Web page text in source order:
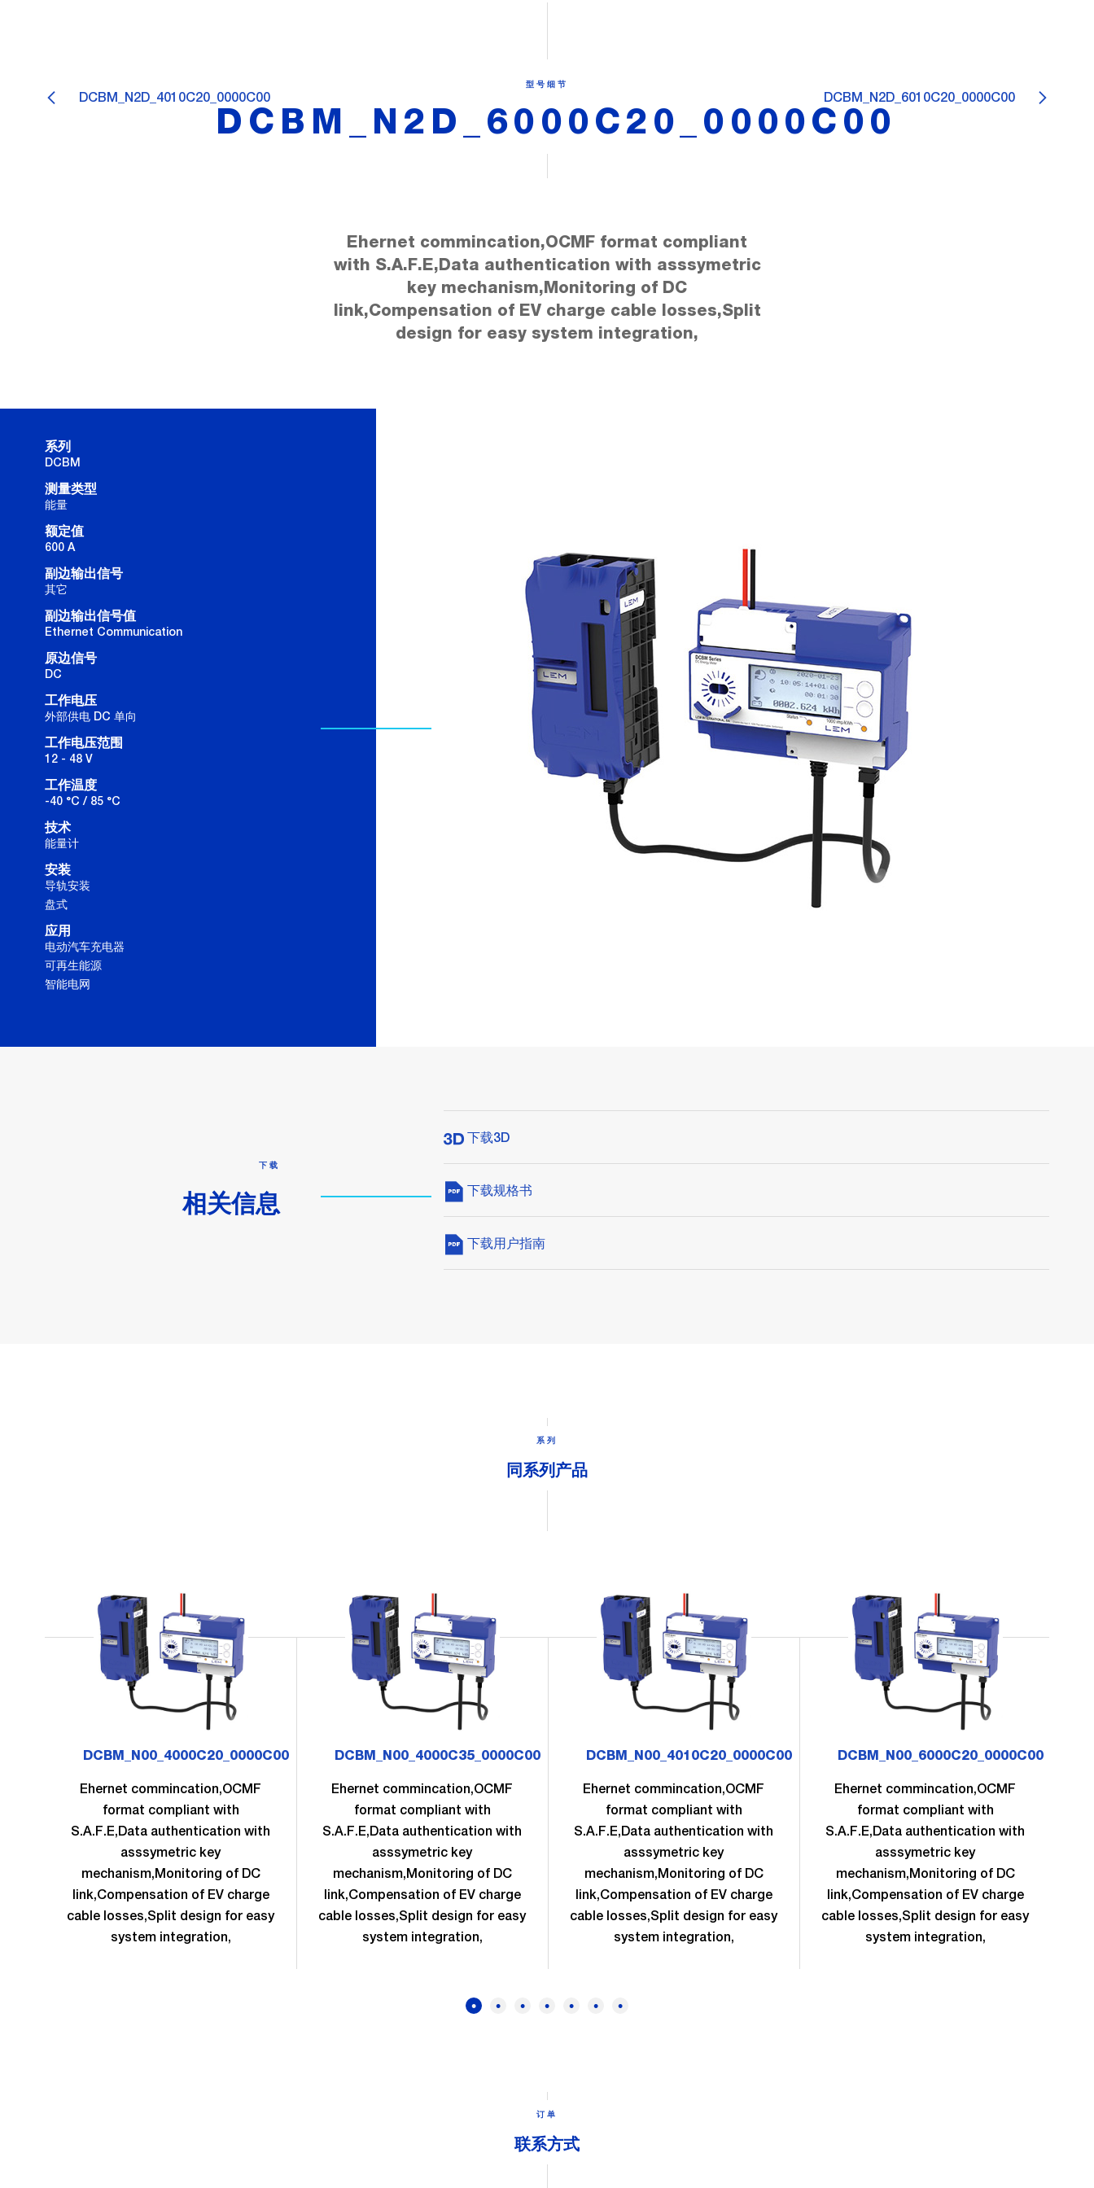
DCBM_N2D_4010C20_0000C00 DCBM_N2D_6010C20_0000C00
型号细节
DCBM_N2D_6000C20_0000C00
Ehernet commincation,OCMF format compliant
with S.A.F.E,Data authentication with asssymetric
key mechanism,Monitoring of DC
link,Compensation of EV charge cable losses,Split
design for easy system integration,
系列
DCBM
测量类型
能量
额定值
600 A
副边输出信号
其它
副边输出信号值
Ethernet Communication
原边信号
DC
工作电压
外部供电 DC 单向
工作电压范围
12 - 48 V
工作温度
-40 °C / 85 °C
技术
能量计
安装
导轨安装
盘式
应用
电动汽车充电器
可再生能源
智能电网
下载
相关信息
下载3D
下载规格书
下载用户指南
系列
同系列产品
DCBM_N00_4000C20_0000C00
Ehernet commincation,OCMF
format compliant with
S.A.F.E,Data authentication with
asssymetric key
mechanism,Monitoring of DC
link,Compensation of EV charge
cable losses,Split design for easy
system integration,
DCBM_N00_4000C35_0000C00
Ehernet commincation,OCMF
format compliant with
S.A.F.E,Data authentication with
asssymetric key
mechanism,Monitoring of DC
link,Compensation of EV charge
cable losses,Split design for easy
system integration,
DCBM_N00_4010C20_0000C00
Ehernet commincation,OCMF
format compliant with
S.A.F.E,Data authentication with
asssymetric key
mechanism,Monitoring of DC
link,Compensation of EV charge
cable losses,Split design for easy
system integration,
DCBM_N00_6000C20_0000C00
Ehernet commincation,OCMF
format compliant with
S.A.F.E,Data authentication with
asssymetric key
mechanism,Monitoring of DC
link,Compensation of EV charge
cable losses,Split design for easy
system integration,
订单
联系方式